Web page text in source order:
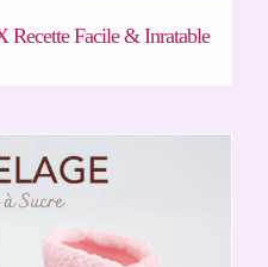
Facile & Inratable